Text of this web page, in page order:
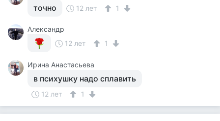
точно 12 лет 1
Александр
12 лет
1
Ирина Анастасьева
в психушку надо сплавить
12 лет 1